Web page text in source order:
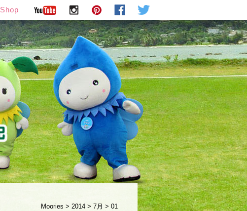
Shop
Moories > 2014 > 7月 > 01